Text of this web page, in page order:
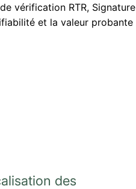
vérification RTR, Signature
et la valeur probante
des